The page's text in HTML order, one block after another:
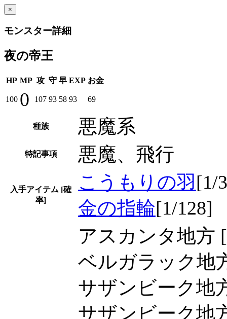
×
モンスター詳細
夜の帝王
HP MP 攻 守 早 EXP お金
100 0 107 93 58 93 69
種族 悪魔系
特記事項 悪魔、飛行
入手アイテム [確
率]
こうもりの羽 [1/
金の指輪[1/128]
アスカンタ地方
ベルガラック地
サザンビーク地
サザンビーク地